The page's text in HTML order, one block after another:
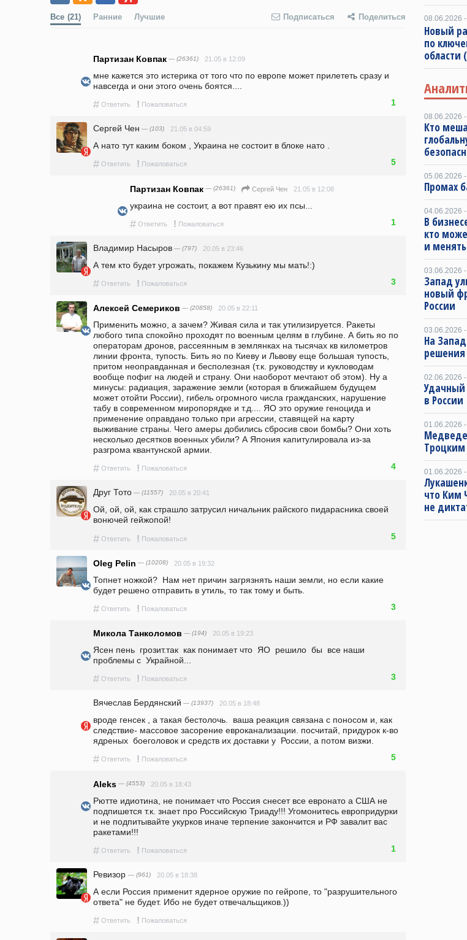
Все (21) Ранние Лучшие Подписаться Поделиться
Партизан Ковпак — (26361) 21.05 в 12:09
мне кажется это истерика от того что по европе может прилететь сразу и
навсегда и они этого очень боятся....
# Ответить ! Пожаловаться 1
Сергей Чен — (103) 21.05 в 04:59
А нато тут каким боком , Украина не состоит в блоке нато .
# Ответить ! Пожаловаться 5
Партизан Ковпак — (26361) Сергей Чен 21.05 в 12:08
украина не состоит, а вот правят ею их псы...
# Ответить ! Пожаловаться 1
Владимир Насыров — (797) 20.05 в 23:46
А тем кто будет угрожать, покажем Кузькину мы мать!:)
# Ответить ! Пожаловаться 3
Алексей Семериков — (20858) 20.05 в 22:11
Применить можно, а зачем? Живая сила и так утилизируется. Ракеты
любого типа спокойно проходят по военным целям в глубине. А бить яо по
операторам дронов, рассеянным в землянках на тысячах кв километров
линии фронта, тупость. Бить яо по Киеву и Львову еще большая тупость,
притом неоправданная и бесполезная (т.к. руководству и кукловодам
вообще пофиг на людей и страну. Они наоборот мечтают об этом). Ну а
минусы: радиация, заражение земли (которая в ближайшем будущем
может отойти России), гибель огромного числа гражданских, нарушение
табу в современном миропорядке и т.д.... ЯО это оружие геноцида и
применение оправдано только при агрессии, ставящей на карту
выживание страны. Чего амеры добились сбросив свои бомбы? Они хоть
несколько десятков военных убили? А Япония капитулировала из-за
разгрома квантунской армии.
# Ответить ! Пожаловаться 4
Друг Тото — (11557) 20.05 в 20:41
Ой, ой, ой, как страшло затрусил ничальник райского пидарасника своей
вонючей гейжопой!
# Ответить ! Пожаловаться 5
Oleg Pelin — (10208) 20.05 в 19:32
Топнет ножкой?  Нам нет причин загрязнять наши земли, но если какие
будет решено отправить в утиль, то так тому и быть.
# Ответить ! Пожаловаться 3
Микола Танколомов — (194) 20.05 в 19:23
Ясен пень  грозит.так  как понимает что  ЯО  решило  бы  все наши
проблемы с  Украйной...
# Ответить ! Пожаловаться 3
Вячеслав Бердянский — (13937) 20.05 в 18:48
вроде генсек , а такая бестолочь.  ваша реакция связана с поносом и, как
следствие- массовое засорение евроканализации. посчитай, придурок к-во
ядреных  боеголовок и средств их доставки у  России, а потом визжи.
# Ответить ! Пожаловаться 5
Aleks — (4553) 20.05 в 18:43
Рютте идиотина, не понимает что Россия снесет все евронато а США не
подпишется т.к. знает про Российскую Триаду!!! Угомонитесь европридурки
и не подпитывайте укурков иначе терпение закончится и РФ завалит вас
ракетами!!!
# Ответить ! Пожаловаться 1
Ревизор — (961) 20.05 в 18:38
А если Россия применит ядерное оружие по гейропе, то "разрушительного
ответа" не будет. Ибо не будет отвечальщиков.))
# Ответить ! Пожаловаться
08.06.2026
Новый
по
08.06.2026
Кто
05.06.2026
Промах
04.06.2026
В
кто
и
03.06.2026
Запад
новый
России
03.06.2026
На
решения
02.06.2026
Удачный
в России
01.06.2026
01.06.2026
что Ким
не